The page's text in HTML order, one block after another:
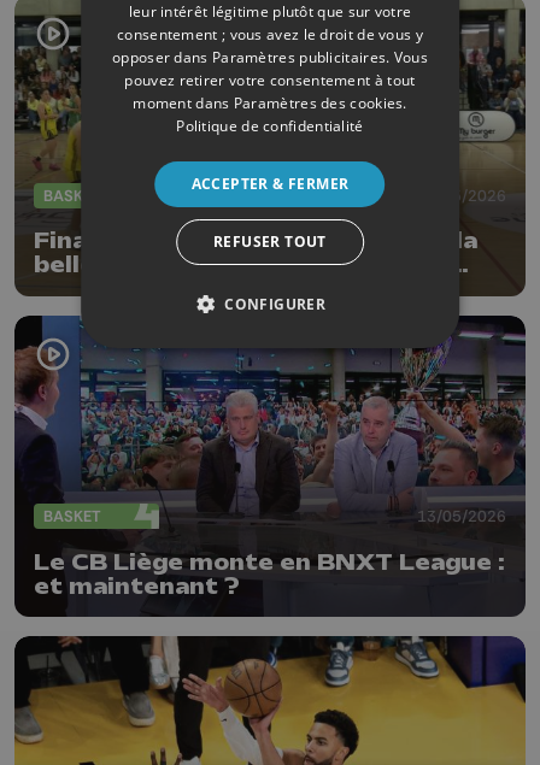
BASKET 16/05/2026
Finale PO R2B : Cointe disputera la
belle ce samedi à domicile face à
Natoye
BASKET 13/05/2026
Le CB Liège monte en BNXT League :
et maintenant ?
leur intérêt légitime plutôt que sur votre
consentement ; vous avez le droit de vous y
opposer dans Paramètres publicitaires. Vous
pouvez retirer votre consentement à tout
moment dans Paramètres des cookies.
Politique de confidentialité
ACCEPTER & FERMER
REFUSER TOUT
CONFIGURER